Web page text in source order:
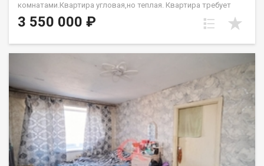
комнатами.Квартира угловая,но теплая. Квартира требует
ремонта.Рядом д/с,школа,множество магазинов. Лена
Васильева
3 550 000 ₽